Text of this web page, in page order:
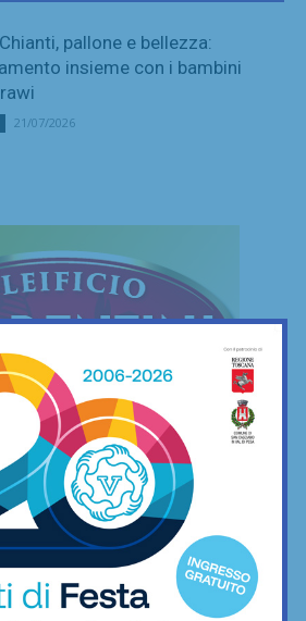
pallone e bellezza:
insieme con i bambini
21/07/2026
Freestyle